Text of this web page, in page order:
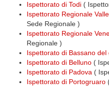
Ispettorato di Todi (
Ispettorato Regionale
Sede Regionale )
Ispettorato Regionale
Regionale )
Ispettorato di Bassano del
Ispettorato di Belluno (
Ispettorato di Padova (
Ispettorato di Portogruaro